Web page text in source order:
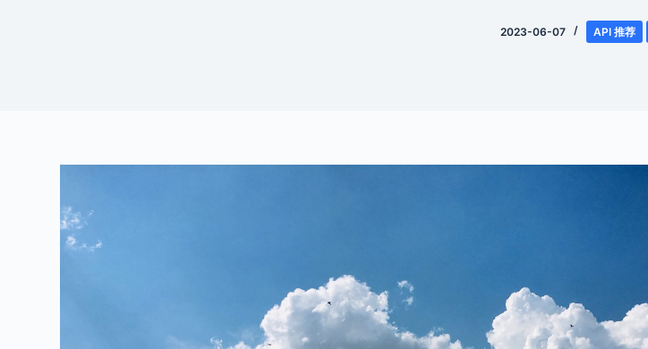
2023-06-07 API 推荐